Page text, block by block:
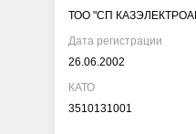
ТОО "СП
Дата регистрации
26.06.2002
КАТО
3510131001